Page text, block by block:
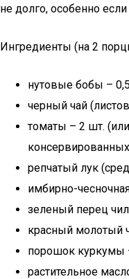
не долго, особенно
Ингредиенты (на 2
нутовые бобы –
черный чай
томаты – 2 шт.
репчатый лук
имбирно-
зеленый перец
красный молотый
порошок куркумы
растительное